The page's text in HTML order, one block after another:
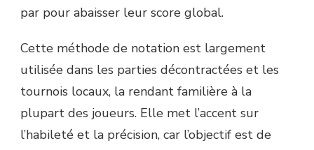
par pour abaisser leur score global.
Cette méthode de notation est largement
utilisée dans les parties décontractées et les
tournois locaux, la rendant familière à la
plupart des joueurs. Elle met l’accent sur
l’habileté et la précision, car l’objectif est de